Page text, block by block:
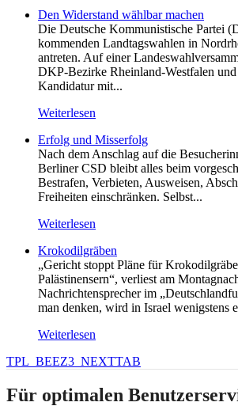
Den Widerstand wählbar machen
Die Deutsche Kommunistische Partei
kommenden Landtagswahlen in
antreten. Auf einer
DKP-Bezirke Rheinland-Westfalen
Kandidatur mit...
Weiterlesen
Erfolg und Misserfolg
Nach dem Anschlag auf die
Berliner CSD bleibt alles beim
Bestrafen, Verbieten, Ausweisen,
Freiheiten einschränken. Selbst...
Weiterlesen
Krokodilgräben
„Gericht stoppt Pläne für
Palästinensern“, verliest am
Nachrichtensprecher im
man denken, wird in Israel wenigstens
Weiterlesen
TPL_BEEZ3_NEXTTAB
Für optimalen